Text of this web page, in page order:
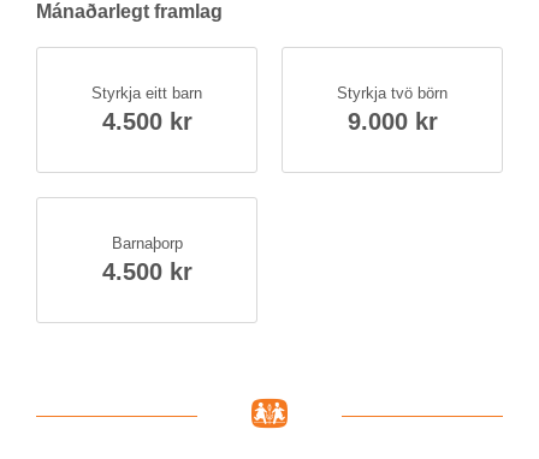
Mán­að­ar­legt fram­lag
Styrkja eitt barn
4.500 kr
Styrkja tvö börn
9.000 kr
Barna­þorp
4.500 kr